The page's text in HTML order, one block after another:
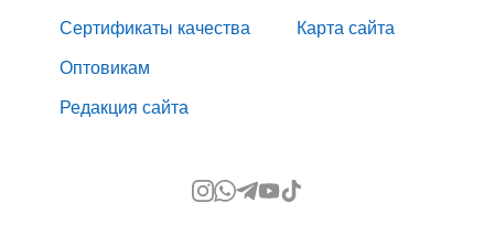
Сертификаты качества
Оптовикам
Редакция сайта
Карта сайта